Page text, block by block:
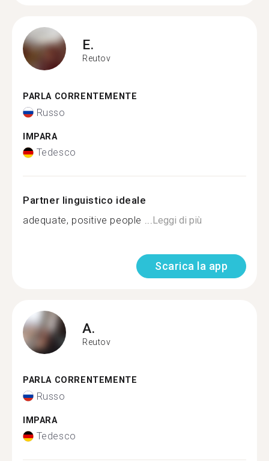
E.
Reutov
PARLA CORRENTEMENTE
Russo
IMPARA
Tedesco
Partner linguistico ideale
adequate, positive people ...Leggi di più
Scarica la app
A.
Reutov
PARLA CORRENTEMENTE
Russo
IMPARA
Tedesco